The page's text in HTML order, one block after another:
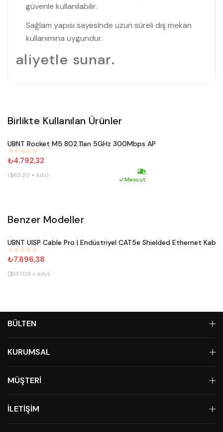
güvenle kullanılabilir.
Sağlam yapısı sayesinde uzun süreli dış mekan
kullanımına uygundur.
aliyetle sunar.
Birlikte Kullanılan Ürünler
#315
Satın Al
UBNT Rocket M5 802.11an 5GHz 300Mbps AP
₺4.792,32
($83.20 + kdv) Hızlı kargo
Mevcut
Benzer Modeller
#800
UBNT UISP Cable Pro | Endüstriyel CAT5e Shielded Ethernet
₺7.896,38
($137.09 + kdv)
BÜLTEN
KURUMSAL
MÜŞTERİ
İLETİŞİM